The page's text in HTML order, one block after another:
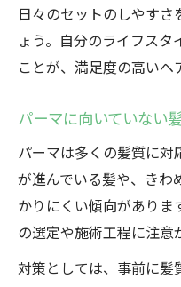
日々のセットのしやす
ょう。自分のライフス
ことが、満足度の高いヘ
パーマに向いていない
パーマは多くの髪質に
が進んでいる髪や、きわ
かりにくい傾向がありま
の選定や施術工程に注意
対策としては、事前に